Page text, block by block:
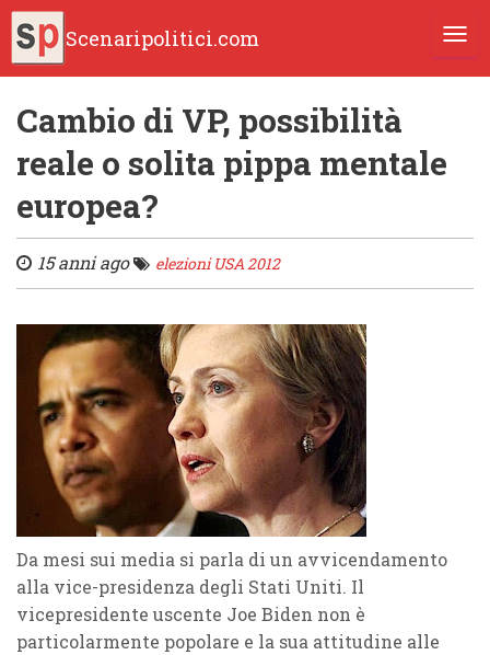
Scenaripolitici.com
Cambio di VP, possibilità
reale o solita pippa mentale
europea?
15 anni ago elezioni USA 2012
Da mesi sui media si parla di un avvicendamento
alla vice-presidenza degli Stati Uniti. Il
vicepresidente uscente Joe Biden non è
particolarmente popolare e la sua attitudine alle